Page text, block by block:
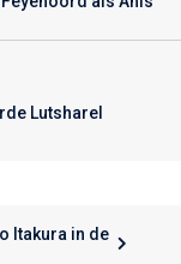
Lutsharel
Itakura in de